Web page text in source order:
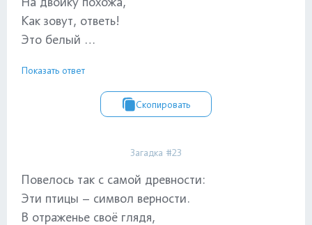
Как зовут, ответь!
Это белый …
Показать ответ
Скопировать
Загадка #23
Повелось так с самой древности:
Эти птицы – символ верности.
В отраженье своё глядя,